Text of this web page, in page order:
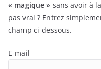
« magique » sans avoir à
pas vrai ? Entrez
champ ci-dessous.
E-mail